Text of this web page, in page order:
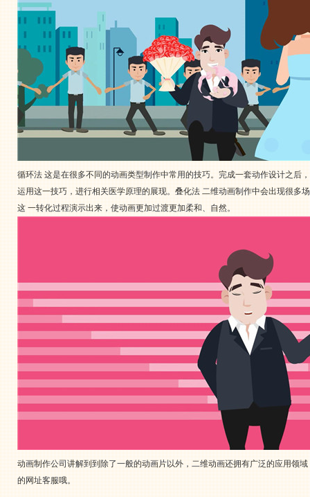
循环法 这是在很多不同的动画类型制作中常用的技巧。完成一套动作设计之
运用这一技巧，进行相关医学原理的展现。叠化法 二维动画制作中会出现很
这 一转化过程演示出来，使动画更加过渡更加柔和、自然。
动画制作公司讲解到到除了一般的动画片以外，二维动画还拥有广泛的应用领
的网址客服哦。